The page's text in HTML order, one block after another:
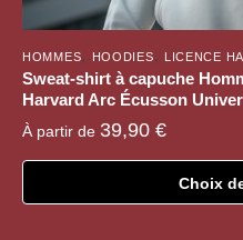
HOMMES, HOODIES, LICENCE
Sweat-shirt à capuche
Harvard Arc Écusson
À partir de 39,90 €
Choix